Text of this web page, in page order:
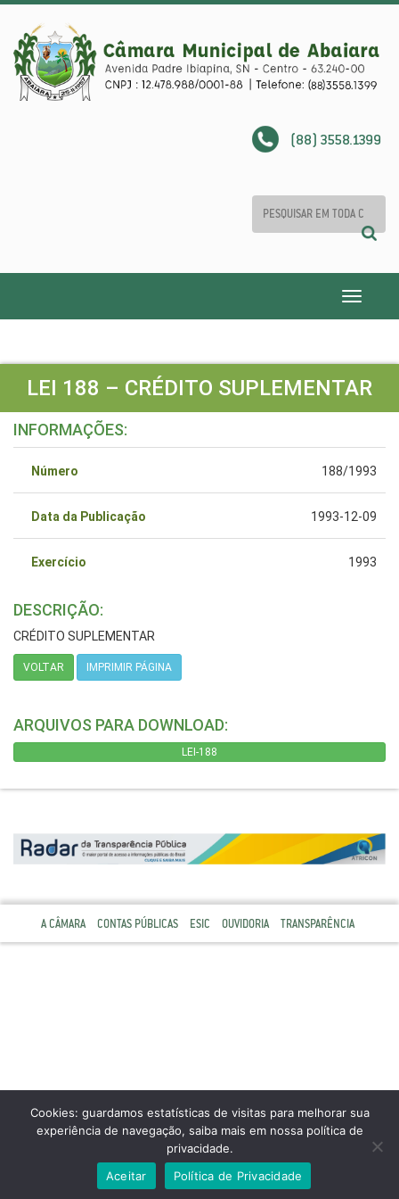
(88) 3558.1399
Toggle
LEI 188 – CRÉDITO SUPLEMENTAR
INFORMAÇÕES:
Número 188/1993
Data da Publicação 1993-12-09
Exercício 1993
DESCRIÇÃO:
CRÉDITO SUPLEMENTAR
VOLTAR IMPRIMIR PÁGINA
ARQUIVOS PARA DOWNLOAD:
LEI-188
A CÂMARA CONTAS PÚBLICAS ESIC OUVIDORIA TRANSPARÊNCIA
TODOS OS DIREITOS RESERVADOS
Cookies: guardamos estatísticas de visitas para melhorar sua
experiência de navegação, saiba mais em nossa política de
privacidade.
Aceitar
Política de Privacidade